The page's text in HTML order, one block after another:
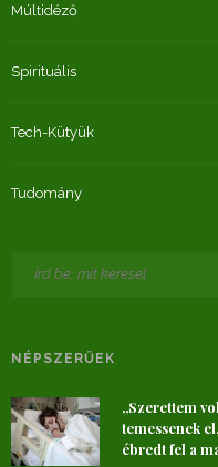
Múltidéző
Spirituális
Tech-Kütyük
Tudomány
NÉPSZERŰEK
„Szerettem
temessenek
ébredt fel a